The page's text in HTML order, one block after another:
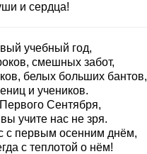
и сердца!
учебный год,
смешных забот,
белых больших бантов,
и учеников.
Сентября,
учите нас не зря.
с первым осенним днём,
с теплотой о нём!